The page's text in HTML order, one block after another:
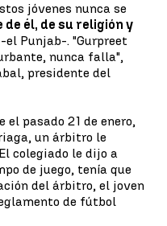
jóvenes nunca se
él, de su religión y
-el Punjab-. "Gurpreet
nunca falla",
presidente del
el pasado 21 de enero,
un árbitro le
colegiado le dijo a
de juego, tenía que
del árbitro, el joven
de fútbol